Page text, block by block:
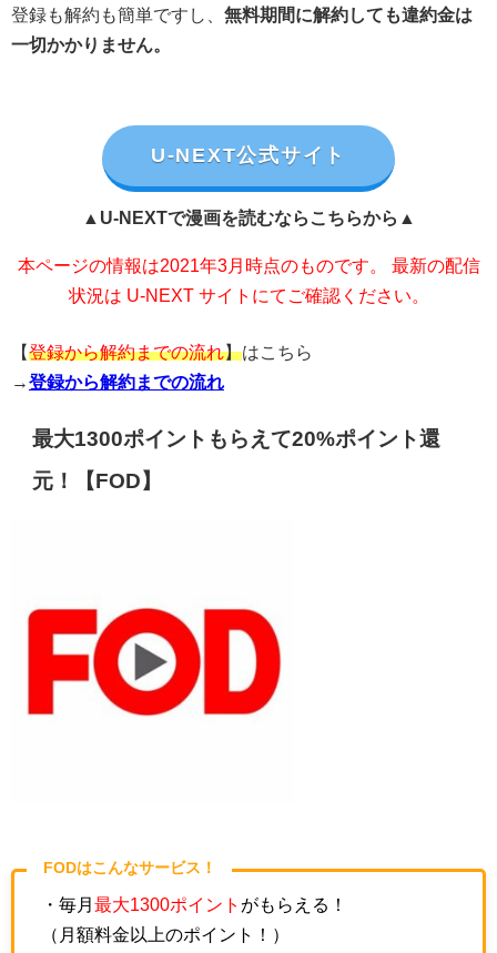
登録も解約も簡単ですし、 無料期間に解約しても違約金は
一切かかりません。
U-NEXT公式サイト
▲U-NEXTで漫画を読むならこちらから▲
本ページの情報は2021年3月時点のものです。 最新の配信
状況は U-NEXT サイトにてご確認ください。
【登録から解約までの流れ】はこちら
→登録から解約までの流れ
最大1300ポイントもらえて20%ポイント還
元！【FOD】
FODはこんなサービス！
・毎月 最大1300ポイント がもらえる！
（月額料金以上のポイント！）